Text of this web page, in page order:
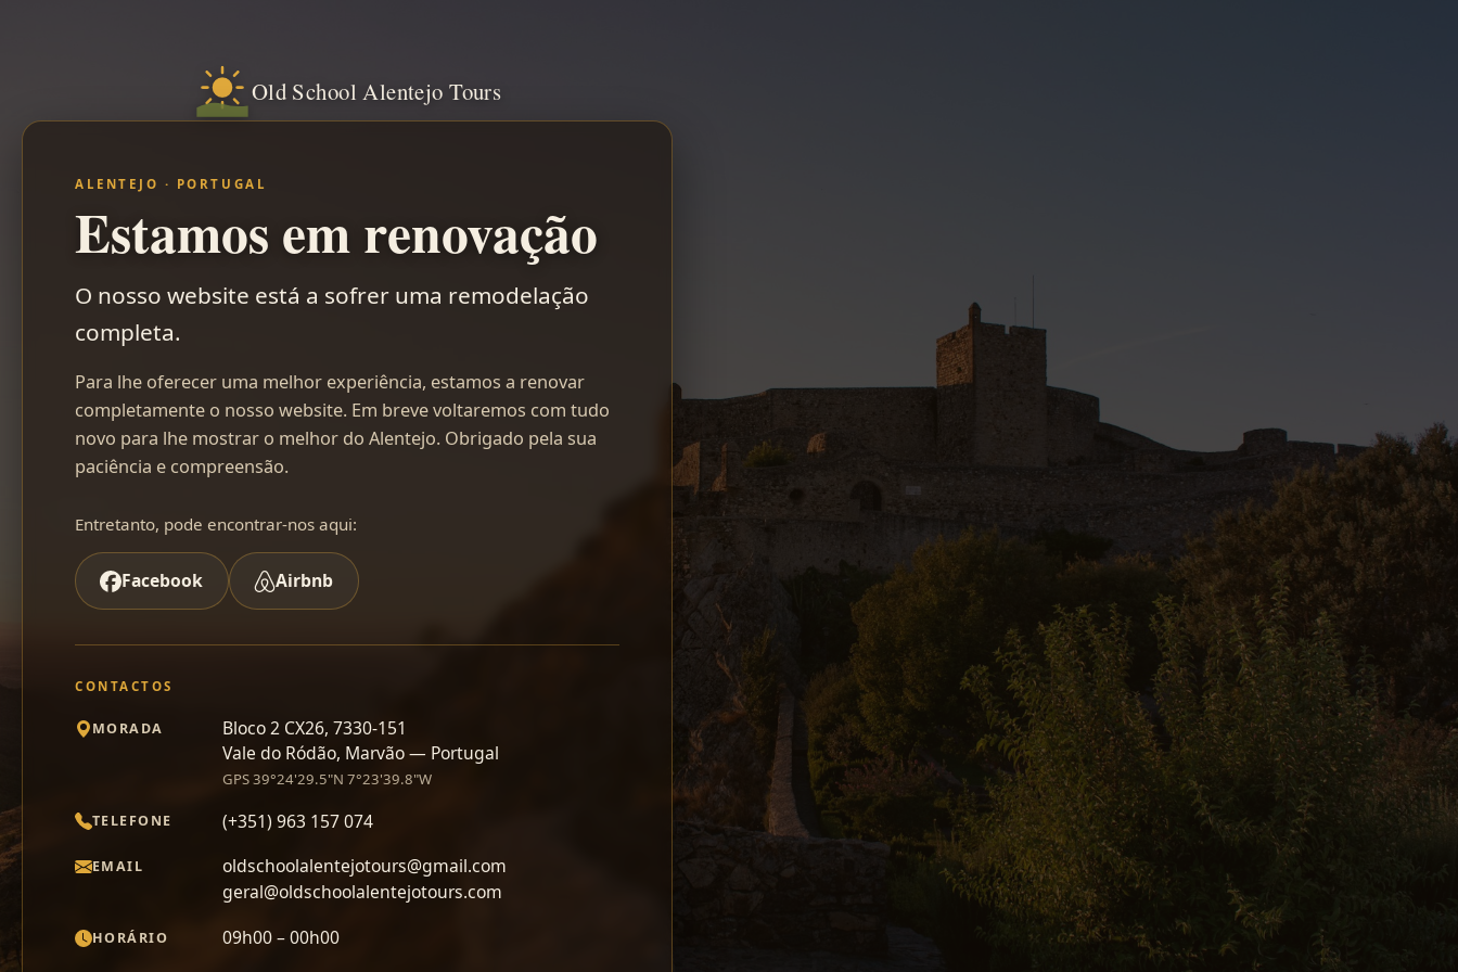
Old School Alentejo Tours
ALENTEJO · PORTUGAL
Estamos em renovação
O nosso website está a sofrer uma remodelação
completa.
Para lhe oferecer uma melhor experiência, estamos a renovar
completamente o nosso website. Em breve voltaremos com tudo
novo para lhe mostrar o melhor do Alentejo. Obrigado pela sua
paciência e compreensão.
Entretanto, pode encontrar-nos aqui:
Facebook Airbnb
CONTACTOS
MORADA
Bloco 2 CX26, 7330-151
Vale do Ródão, Marvão — Portugal
GPS 39°24'29.5"N 7°23'39.8"W
TELEFONE (+351) 963 157 074
EMAIL
oldschoolalentejotours@gmail.com
geral@oldschoolalentejotours.com
HORÁRIO 09h00 – 00h00